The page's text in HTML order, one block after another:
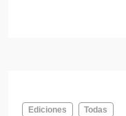
Ediciones Todas